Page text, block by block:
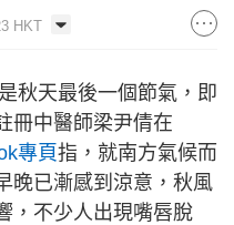
HKT
秋天最後一個節氣，即
冊中醫師梁尹倩在
專頁指，就南方氣候而
晚已漸感到涼意，秋風
，不少人出現嘴唇脫